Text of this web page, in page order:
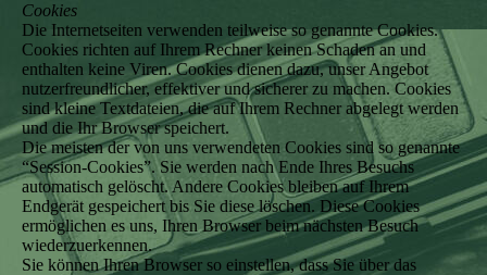
Cookies
Die Internetseiten verwenden teilweise so genannte Cookies.
Cookies richten auf Ihrem Rechner keinen Schaden an und
enthalten keine Viren. Cookies dienen dazu, unser Angebot
nutzerfreundlicher, effektiver und sicherer zu machen. Cookies
sind kleine Textdateien, die auf Ihrem Rechner abgelegt werden
und die Ihr Browser speichert.
Die meisten der von uns verwendeten Cookies sind so genannte
“Session-Cookies”. Sie werden nach Ende Ihres Besuchs
automatisch gelöscht. Andere Cookies bleiben auf Ihrem
Endgerät gespeichert bis Sie diese löschen. Diese Cookies
ermöglichen es uns, Ihren Browser beim nächsten Besuch
wiederzuerkennen.
Sie können Ihren Browser so einstellen, dass Sie über das